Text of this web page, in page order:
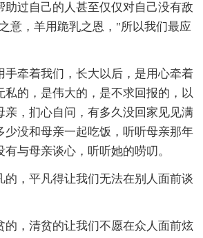
助过自己的人甚至仅仅对自己没有敌
意，羊用跪乳之恩，"所以我们最应
手牵着我们，长大以后，是用心牵着
私的，是伟大的，是不求回报的，以
亲，扪心自问，有多久没回家见见满
少没和母亲一起吃饭，听听母亲那年
与母亲谈心，听听她的唠叨。
的，平凡得让我们无法在别人面前谈
的，清贫的让我们不愿在众人面前炫